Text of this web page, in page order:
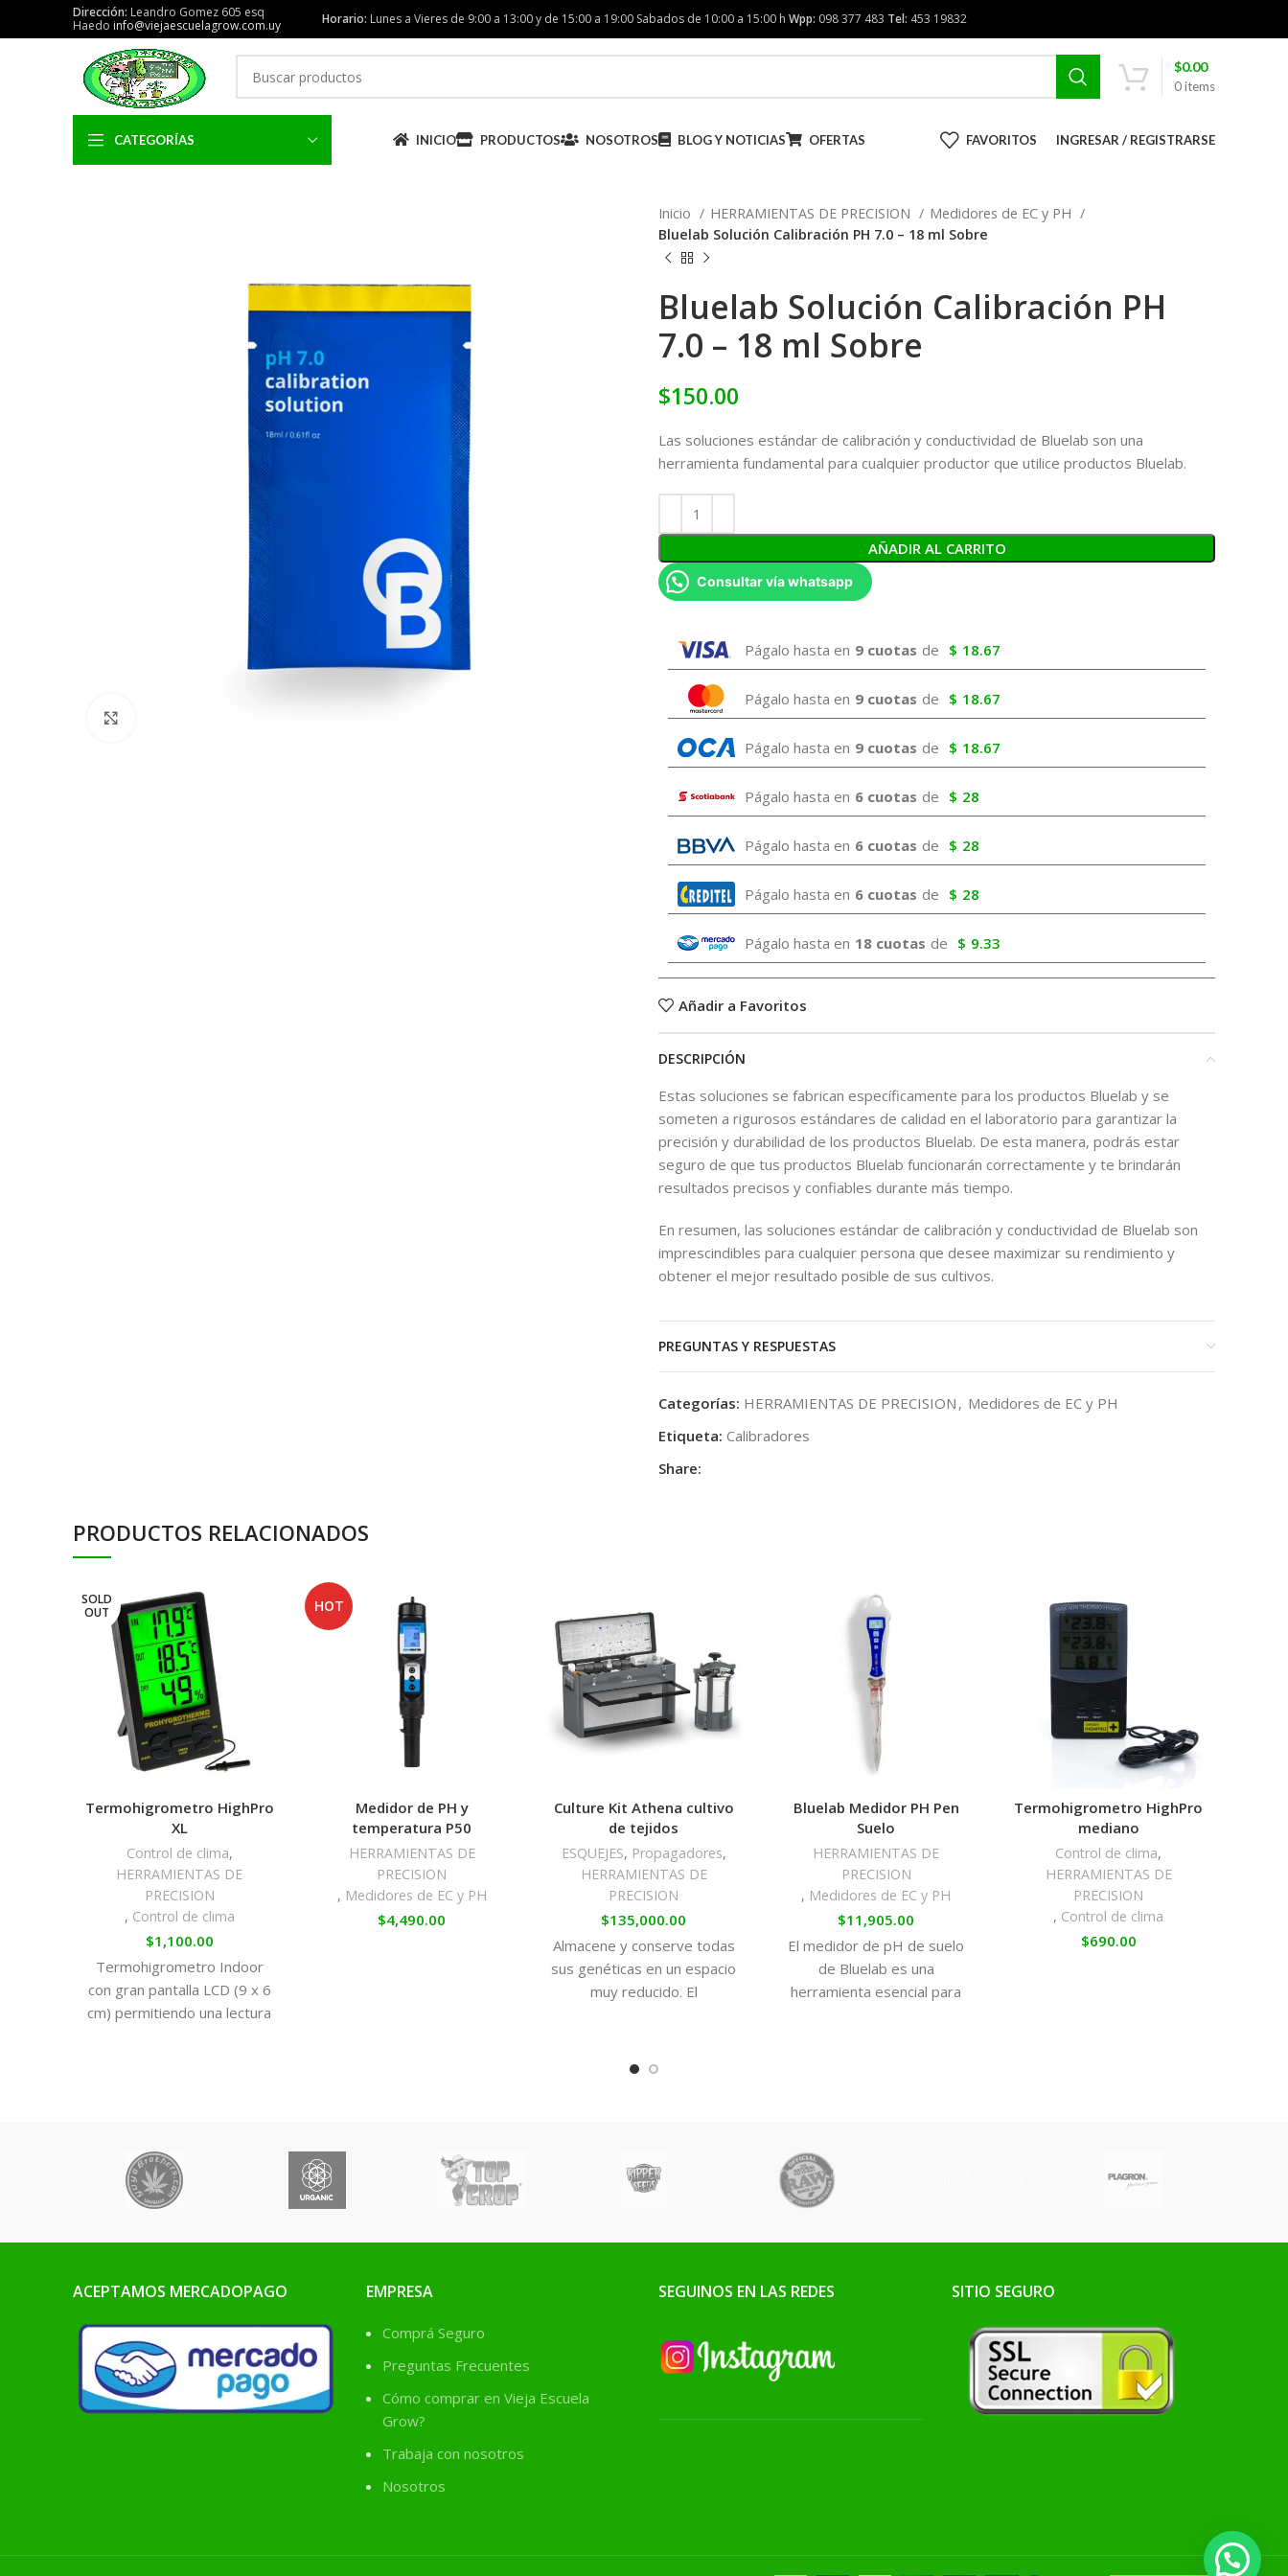
Dirección: Leandro Gomez 605 esq
Haedo info@viejaescuelagrow.com.uy Horario: Lunes a Vieres de 9:00 a 13:00 y de 15:00 a 19:00 Sabados de 10:00 a 15:00 h Wpp: 098 377 483 Tel: 453 19832
0items
$0.00
CATEGORÍAS INICIO PRODUCTOS NOSOTROS BLOG Y NOTICIAS OFERTAS FAVORITOS INGRESAR / REGISTRARSE
Inicio HERRAMIENTAS DE PRECISION
Medidores de EC y PH
Bluelab Solución Calibración PH 7.0 – 18 ml Sobre
Bluelab Solución Calibración PH
7.0 – 18 ml Sobre
$150.00
Las soluciones estándar de calibración y conductividad de Bluelab son una
herramienta fundamental para cualquier productor que utilice productos Bluelab.
AÑADIR AL CARRITO
Consultar vía whatsapp
Págalo hasta en 9 cuotas de $ 18.67
Págalo hasta en 9 cuotas de $ 18.67
Págalo hasta en 9 cuotas de $ 18.67
Págalo hasta en 6 cuotas de $ 28
Págalo hasta en 6 cuotas de $ 28
Págalo hasta en 6 cuotas de $ 28
Págalo hasta en 18 cuotas de $ 9.33
Añadir a Favoritos
DESCRIPCIÓN
Estas soluciones se fabrican específicamente para los productos Bluelab y se
someten a rigurosos estándares de calidad en el laboratorio para garantizar la
precisión y durabilidad de los productos Bluelab. De esta manera, podrás estar
seguro de que tus productos Bluelab funcionarán correctamente y te brindarán
resultados precisos y confiables durante más tiempo.
En resumen, las soluciones estándar de calibración y conductividad de Bluelab son
imprescindibles para cualquier persona que desee maximizar su rendimiento y
obtener el mejor resultado posible de sus cultivos.
PREGUNTAS Y RESPUESTAS
Categorías: HERRAMIENTAS DE PRECISION , Medidores de EC y PH
Etiqueta: Calibradores
Share:
PRODUCTOS RELACIONADOS
SOLD
OUT
Termohigrometro HighPro
XL
Control de clima,
HERRAMIENTAS DE
PRECISION
, Control de clima
$1,100.00
Termohigrometro Indoor
con gran pantalla LCD (9 x 6
cm) permitiendo una lectura
HOT
Medidor de PH y
temperatura P50
HERRAMIENTAS DE
PRECISION
, Medidores de EC y PH
$4,490.00
Culture Kit Athena cultivo
de tejidos
ESQUEJES, Propagadores,
HERRAMIENTAS DE
PRECISION
$135,000.00
Almacene y conserve todas
sus genéticas en un espacio
muy reducido. El
Bluelab Medidor PH Pen
Suelo
HERRAMIENTAS DE
PRECISION
, Medidores de EC y PH
$11,905.00
El medidor de pH de suelo
de Bluelab es una
herramienta esencial para
Termohigrometro HighPro
mediano
Control de clima,
HERRAMIENTAS DE
PRECISION
, Control de clima
$690.00
ACEPTAMOS MERCADOPAGO EMPRESA
Comprá Seguro
Preguntas Frecuentes
Cómo comprar en Vieja Escuela
Grow?
Trabaja con nosotros
Nosotros
SEGUINOS EN LAS REDES SITIO SEGURO